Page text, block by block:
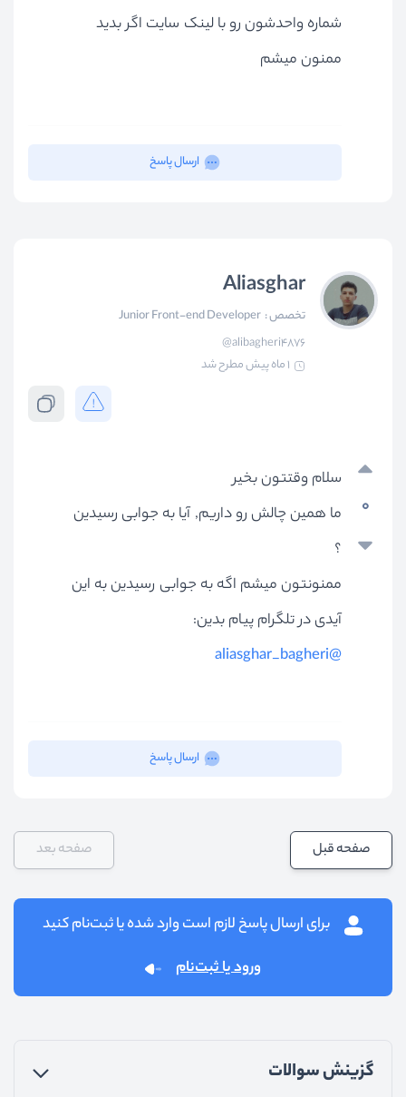
گزینش سوالات
شماره واحدشون رو با لینک سایت اگر بدید
ممنون میشم
ارسال پاسخ
Aliasghar
تخصص : Junior Front-end Developer
@alibagheri4876
1 ماه پیش
مطرح شد
0
سلام وقتتون بخیر
ما همین چالش رو داریم, آیا به جوابی رسیدین
؟
ممنونتون میشم اگه به جوابی رسیدین به این
آیدی در تلگرام پیام بدین:
@aliasghar_bagheri
ارسال پاسخ
صفحه بعد صفحه قبل
برای ارسال پاسخ لازم است وارد شده یا ثبت‌نام کنید
ورود یا ثبت‌نام